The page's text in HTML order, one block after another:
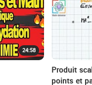
24:58
Produit
points et